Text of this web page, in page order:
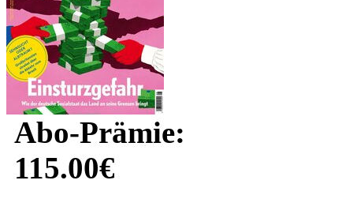
Abo-Prämie:
115.00€